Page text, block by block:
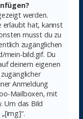
werden.
erlaubt hat, kannst
musst du zu
zugänglichen
mein-bild.gif. Du
deinem eigenen
Anmeldung
Mailboxen, mit
Um das Bild